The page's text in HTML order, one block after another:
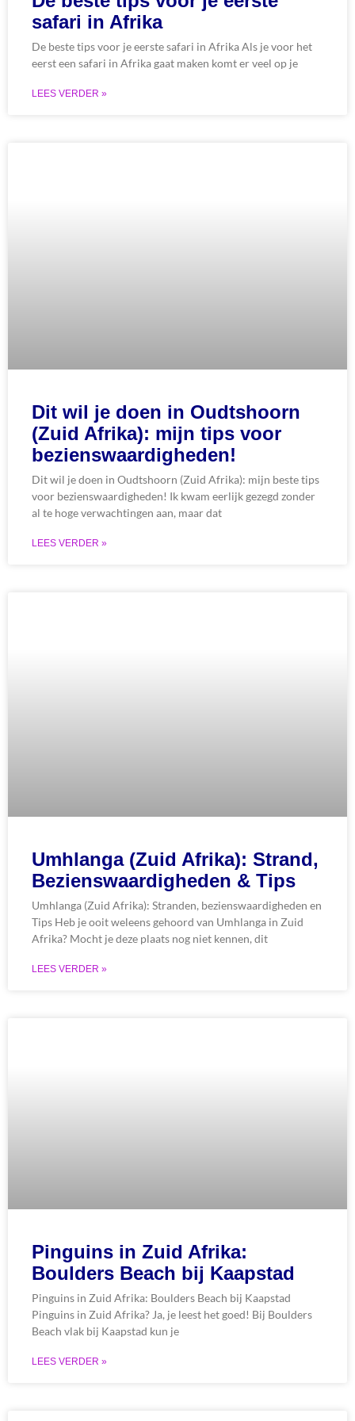
safari in Afrika
De beste tips voor je eerste safari in Afrika Als je voor het
eerst een safari in Afrika gaat maken komt er veel op je
LEES VERDER »
Dit wil je doen in Oudtshoorn
(Zuid Afrika): mijn tips voor
bezienswaardigheden!
Dit wil je doen in Oudtshoorn (Zuid Afrika): mijn beste tips
voor bezienswaardigheden! Ik kwam eerlijk gezegd zonder
al te hoge verwachtingen aan, maar dat
LEES VERDER »
Umhlanga (Zuid Afrika): Strand,
Bezienswaardigheden & Tips
Umhlanga (Zuid Afrika): Stranden, bezienswaardigheden en
Tips Heb je ooit weleens gehoord van Umhlanga in Zuid
Afrika? Mocht je deze plaats nog niet kennen, dit
LEES VERDER »
Pinguins in Zuid Afrika:
Boulders Beach bij Kaapstad
Pinguins in Zuid Afrika: Boulders Beach bij Kaapstad
Pinguins in Zuid Afrika? Ja, je leest het goed! Bij Boulders
Beach vlak bij Kaapstad kun je
LEES VERDER »